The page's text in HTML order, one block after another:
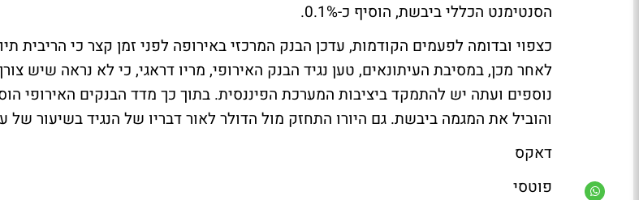
הסנטימנט הכללי ביבשת, הוסיף כ-0.1%.
כצפוי ובדומה לפעמים הקודמות, עדכן הבנק המרכזי באירופה לפני זמן קצר כי הריבית
לאחר מכן, במסיבת העיתונאים, טען נגיד הבנק האירופי, מריו דראגי, כי לא נראה שיש
והוביל את המגמה ביבשת. גם היורו התחזק מול הדולר לאור דבריו של הנגיד בשיעור של עד
דאקס
פוטסי